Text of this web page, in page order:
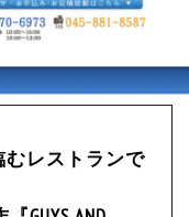
レストランで